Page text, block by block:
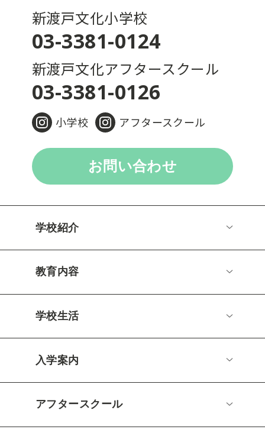
新渡戸文化小学校
03-3381-0124
新渡戸文化アフタースクール
03-3381-0126
小学校 アフタースクール
お問い合わせ
学校紹介
教育内容
学校生活
入学案内
アフタースクール